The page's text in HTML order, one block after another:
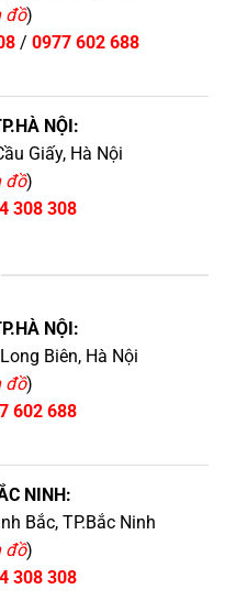
đồ)
/ 0977 602 688
NỘI:
Giấy, Hà Nội
đồ)
308 308
NỘI:
Biên, Hà Nội
đồ)
602 688
NINH:
Bắc, TP.Bắc Ninh
đồ)
308 308